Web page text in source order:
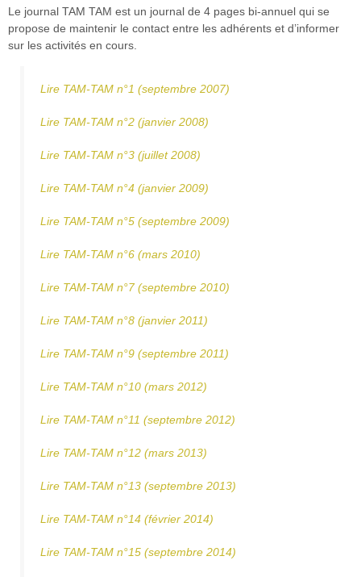
Le journal TAM TAM est un journal de 4 pages bi-annuel qui se
propose de maintenir le contact entre les adhérents et d’informer
sur les activités en cours.
Lire TAM-TAM n°1 (septembre 2007)
Lire TAM-TAM n°2 (janvier 2008)
Lire TAM-TAM n°3 (juillet 2008)
Lire TAM-TAM n°4 (janvier 2009)
Lire TAM-TAM n°5 (septembre 2009)
Lire TAM-TAM n°6 (mars 2010)
Lire TAM-TAM n°7 (septembre 2010)
Lire TAM-TAM n°8 (janvier 2011)
Lire TAM-TAM n°9 (septembre 2011)
Lire TAM-TAM n°10 (mars 2012)
Lire TAM-TAM n°11 (septembre 2012)
Lire TAM-TAM n°12 (mars 2013)
Lire TAM-TAM n°13 (septembre 2013)
Lire TAM-TAM n°14 (février 2014)
Lire TAM-TAM n°15 (septembre 2014)